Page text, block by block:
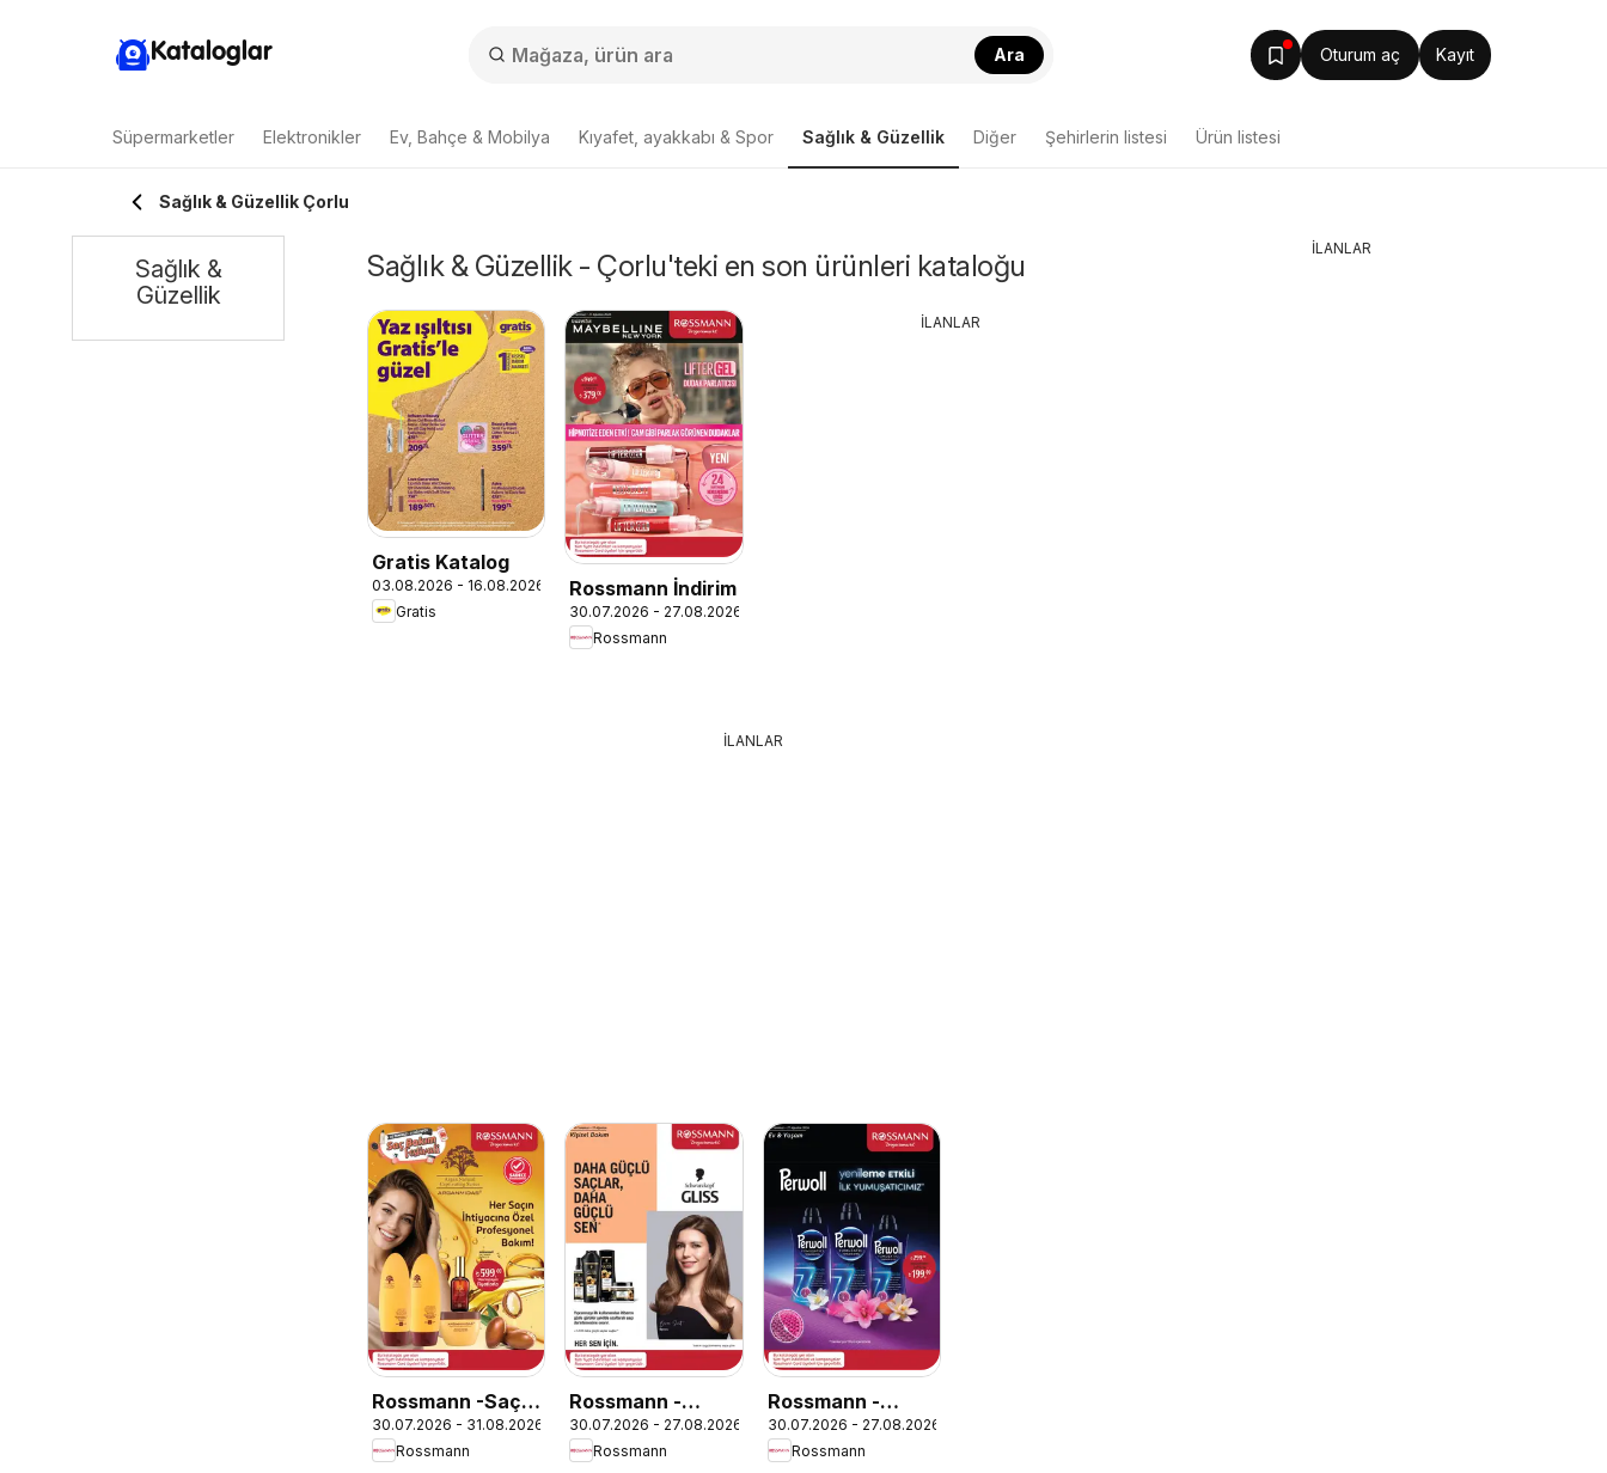
Kataloglar Ara Oturum aç Kayıt
Süpermarketler Elektronikler Ev, Bahçe & Mobilya Kıyafet, ayakkabı & Spor Sağlık & Güzellik Diğer Şehirlerin listesi Ürün listesi
Sağlık & Güzellik Çorlu
Sağlık & Güzellik - Çorlu'teki en son ürünleri kataloğu
Gratis Katalog
03.08.2026 - 16.08.2026
Gratis
Rossmann İndirim
30.07.2026 - 27.08.2026
Rossmann
İLANLAR
İLANLAR
Rossmann -Saç
Bakım Festivali
Kataloğu
30.07.2026 - 31.08.2026
Rossmann
Rossmann -
Ağustos Kişisel
Bakım Kataloğu
30.07.2026 - 27.08.2026
Rossmann
Rossmann -
Ağustos Ev &
Yaşam Kataloğu
30.07.2026 - 27.08.2026
Rossmann
Sağlık &
Güzellik
İLANLAR